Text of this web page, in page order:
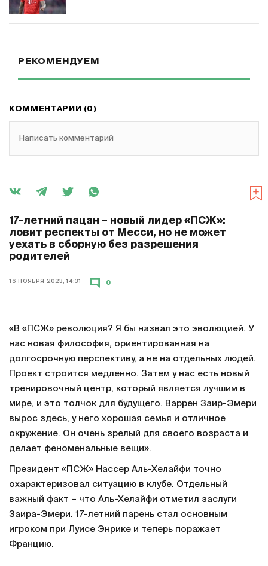
РЕКОМЕНДУЕМ
КОММЕНТАРИИ (0)
Написать комментарий
17-летний пацан – новый лидер «ПСЖ»:
ловит респекты от Месси, но не может
уехать в сборную без разрешения
родителей
16 НОЯБРЯ 2023, 14:31 0
«В «ПСЖ» революция? Я бы назвал это эволюцией. У
нас новая философия, ориентированная на
долгосрочную перспективу, а не на отдельных людей.
Проект строится медленно. Затем у нас есть новый
тренировочный центр, который является лучшим в
мире, и это толчок для будущего. Варрен Заир-Эмери
вырос здесь, у него хорошая семья и отличное
окружение. Он очень зрелый для своего возраста и
делает феноменальные вещи».
Президент «ПСЖ» Нассер Аль-Хелайфи точно
охарактеризовал ситуацию в клубе. Отдельный
важный факт – что Аль-Хелайфи отметил заслуги
Заира-Эмери. 17-летний парень стал основным
игроком при Луисе Энрике и теперь поражает
Францию.